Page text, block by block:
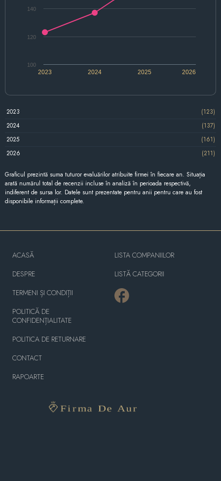
2024 2026
2023 2025
100
120
140
2023
(123)
2024
(137)
2025
(161)
2026
(211)
Graficul prezintă suma tuturor evaluărilor atribuite firmei în fiecare an. Situația
arată numărul total de recenzii incluse în analiză în perioada respectivă,
indiferent de sursa lor. Datele sunt prezentate pentru anii pentru care au fost
disponibile informații complete.
ACASĂ
DESPRE
TERMENI ȘI CONDIȚII
POLITICĂ DE
CONFIDENȚIALITATE
POLITICA DE RETURNARE
CONTACT
RAPOARTE
LISTA COMPANIILOR
LISTĂ CATEGORII